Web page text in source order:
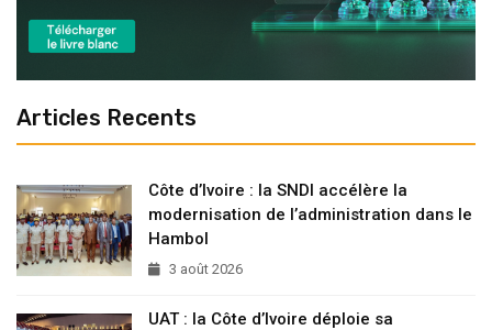
Articles Recents
Côte d’Ivoire : la SNDI accélère la
modernisation de l’administration dans le
Hambol
3 août 2026
UAT : la Côte d’Ivoire déploie sa